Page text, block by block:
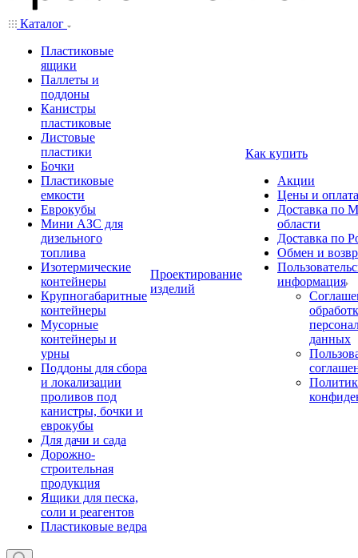
Каталог
Пластиковые
ящики
Паллеты и
поддоны
Канистры
пластиковые
Листовые
пластики
Бочки
Пластиковые
емкости
Еврокубы
Мини АЗС для
дизельного
топлива
Изотермические
контейнеры
Крупногабаритные
контейнеры
Мусорные
контейнеры и
урны
Поддоны для сбора
и локализации
проливов под
канистры, бочки и
еврокубы
Для дачи и сада
Дорожно-
строительная
продукция
Ящики для песка,
соли и реагентов
Пластиковые ведра
Проектирование
изделий
Как купить
Акции
Цены и оплата
Доставка по
области
Доставка по
Обмен и
информация
данных